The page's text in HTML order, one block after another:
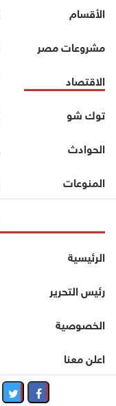
الأقسام
مشروعات مصر
الاقتصاد
توك شو
الحوادث
المنوعات
الرئيسية
رئيس التحرير
الخصوصية
اعلن معنا